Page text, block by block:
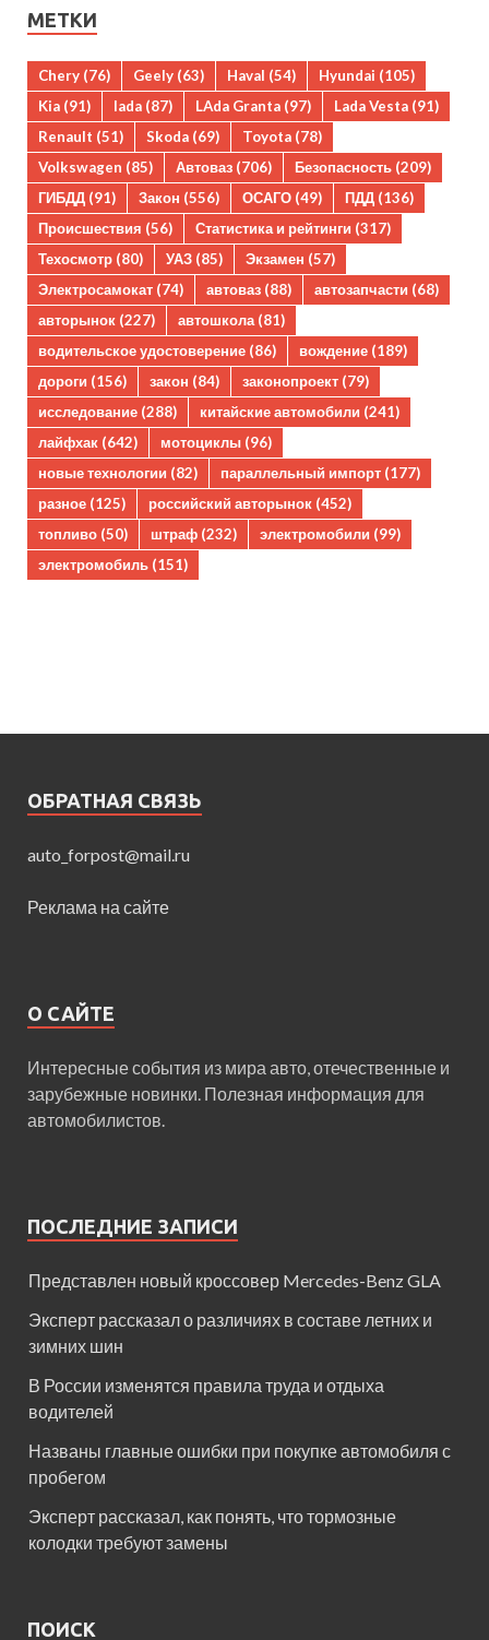
МЕТКИ
Chery (76) Geely (63) Haval (54) Hyundai (105)
Kia (91) lada (87) LAda Granta (97) Lada Vesta (91)
Renault (51) Skoda (69) Toyota (78)
Volkswagen (85) Автоваз (706) Безопасность (209)
ГИБДД (91) Закон (556) ОСАГО (49) ПДД (136)
Происшествия (56) Статистика и рейтинги (317)
Техосмотр (80) УАЗ (85) Экзамен (57)
Электросамокат (74) автоваз (88) автозапчасти (68)
авторынок (227) автошкола (81)
водительское удостоверение (86) вождение (189)
дороги (156) закон (84) законопроект (79)
исследование (288) китайские автомобили (241)
лайфхак (642) мотоциклы (96)
новые технологии (82) параллельный импорт (177)
разное (125) российский авторынок (452)
топливо (50) штраф (232) электромобили (99)
электромобиль (151)
ОБРАТНАЯ СВЯЗЬ
auto_forpost@mail.ru
Реклама на сайте
О САЙТЕ
Интересные события из мира авто, отечественные и
зарубежные новинки. Полезная информация для
автомобилистов.
ПОСЛЕДНИЕ ЗАПИСИ
Представлен новый кроссовер Mercedes-Benz GLA
Эксперт рассказал о различиях в составе летних и
зимних шин
В России изменятся правила труда и отдыха
водителей
Названы главные ошибки при покупке автомобиля с
пробегом
Эксперт рассказал, как понять, что тормозные
колодки требуют замены
ПОИСК